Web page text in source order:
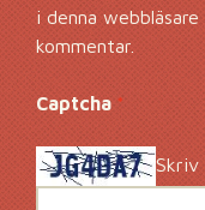
i denna
kommentar.
Captcha*
Skriv